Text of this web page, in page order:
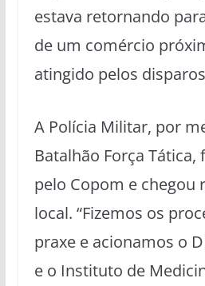
estava retornando
de um comércio
atingido pelos
A Polícia Militar, por
Batalhão Força Tática,
pelo Copom e chegou
local. “Fizemos os
praxe e acionamos o
e o Instituto de